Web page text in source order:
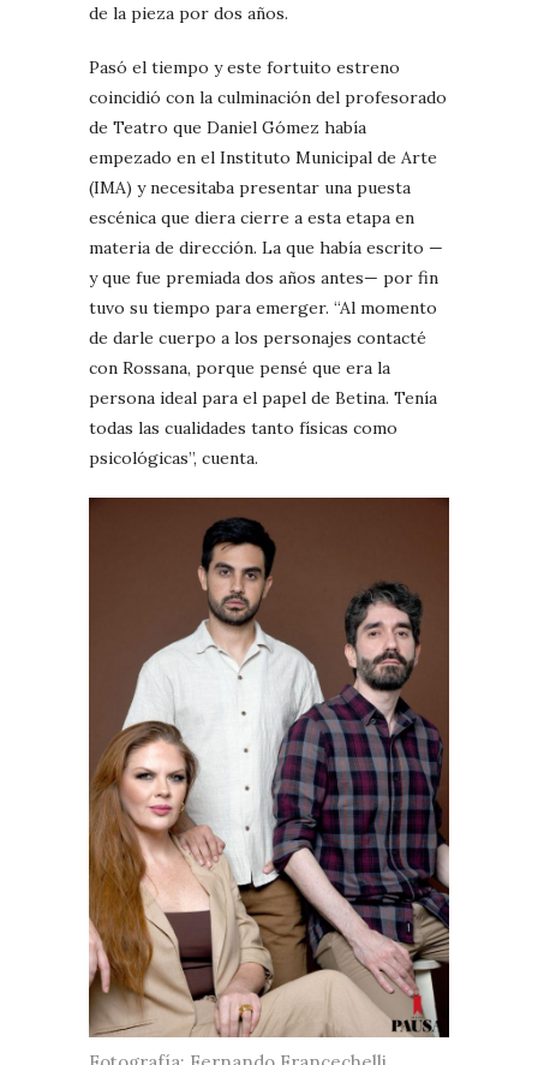
de la pieza por dos años.
Pasó el tiempo y este fortuito estreno
coincidió con la culminación del profesorado
de Teatro que Daniel Gómez había
empezado en el Instituto Municipal de Arte
(IMA) y necesitaba presentar una puesta
escénica que diera cierre a esta etapa en
materia de dirección. La que había escrito —
y que fue premiada dos años antes— por fin
tuvo su tiempo para emerger. “Al momento
de darle cuerpo a los personajes contacté
con Rossana, porque pensé que era la
persona ideal para el papel de Betina. Tenía
todas las cualidades tanto físicas como
psicológicas”, cuenta.